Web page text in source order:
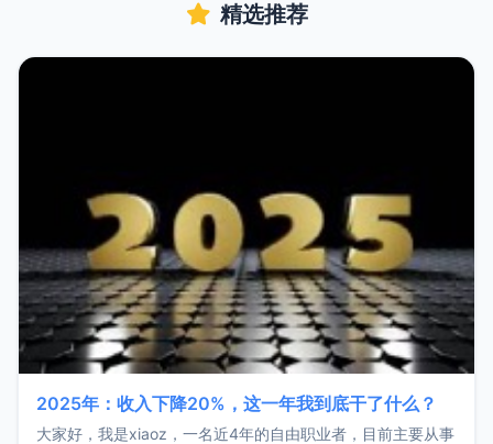
精选推荐
2025年：收入下降20%，这一年我到底干了什么？
大家好，我是xiaoz，一名近4年的自由职业者，目前主要从事